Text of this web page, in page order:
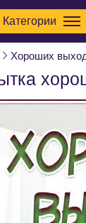
Категории
Хороших